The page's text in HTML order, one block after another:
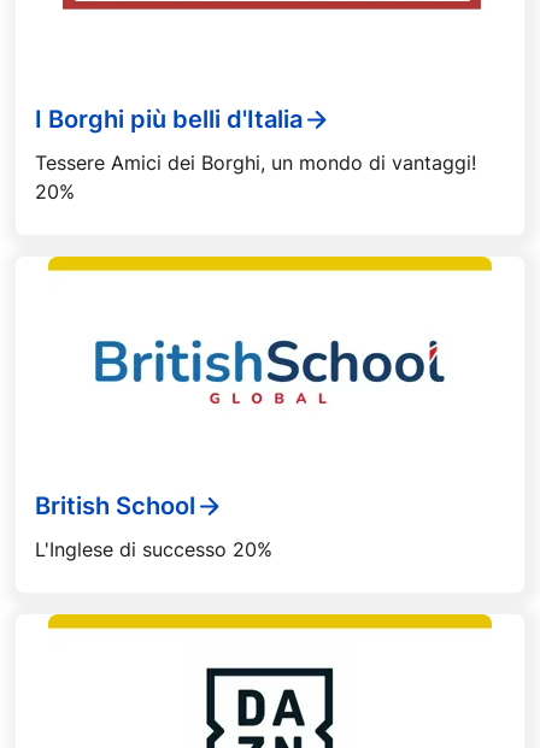
I Borghi più belli d'Italia
Tessere Amici dei Borghi, un mondo di vantaggi!
20%
British School
L'Inglese di successo 20%